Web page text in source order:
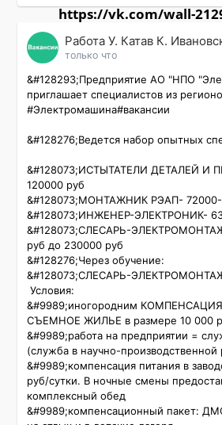
https://vk.com/wall-
только что
&#128293;Предприятие АО "НПО
приглашает специалистов из
#Электромашина#вакансии
&#128276;Ведется набор опытных
&#128073;ИСТЫТАТЕЛИ ДЕТАЛЕЙ И
120000 руб
&#128073;МОНТАЖНИК РЭАП- 72000-
&#128073;ИНЖЕНЕР-ЭЛЕКТРОНИК-
&#128073;СЛЕСАРЬ-
руб до 230000 руб
&#128276;Через обучение:
&#128073;СЛЕСАРЬ-
Условия:
&#9989;иногородним
СЪЕМНОЕ ЖИЛЬЕ в размере 10 000
&#9989;работа на предприятии =
(служба в научно-производственной
&#9989;компенсация питания в
руб/сутки. В ночные смены
комплексный обед
&#9989;компенсационный пакет: